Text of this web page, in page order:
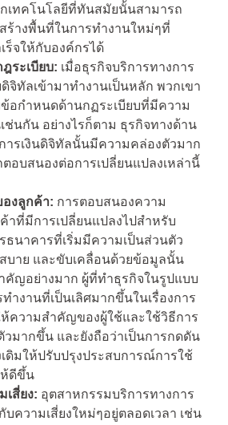
เทคโนโลยีที่ทันสมัยนั้นสามารถ
ร้างพื้นที่ในการทำงานใหม่ๆที่
ร็จให้กับองค์กรได้
ระเบียบ: เมื่อธุรกิจบริการทางการ
ดิจิทัลเข้ามาทำงานเป็นหลัก พวกเขา
อกำหนดด้านกฏระเบียบที่มีความ
ช่นกัน อย่างไรก็ตาม ธุรกิจทางด้าน
ารเงินดิจิทัลนั้นมีความคล่องตัวมาก
อบสนองต่อการเปลี่ยนแปลงเหล่านี้
งลูกค้า: การตอบสนองความ
าที่มีการเปลี่ยนแปลงไปสำหรับ
ธนาคารที่เริ่มมีความเป็นส่วนตัว
บาย และขับเคลื่อนด้วยข้อมูลนั้น
คัญอย่างมาก ผู้ที่ทำธุรกิจในรูปแบบ
ำงานที่เป็นเลิศมากขึ้นในเรื่องการ
ความสำคัญของผู้ใช้และใช้วิธีการ
มากขึ้น และยังถือว่าเป็นการกดดัน
ดิมให้ปรับปรุงประสบการณ์การใช้
ห้ดีขึ้น
เสี่ยง: อุตสาหกรรมบริการทางการ
บความเสี่ยงใหม่ๆอยู่ตลอดเวลา เช่น